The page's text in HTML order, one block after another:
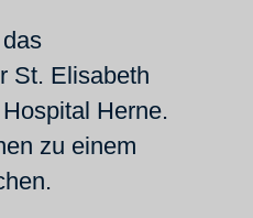
St. Elisabeth
Herne.
zu einem